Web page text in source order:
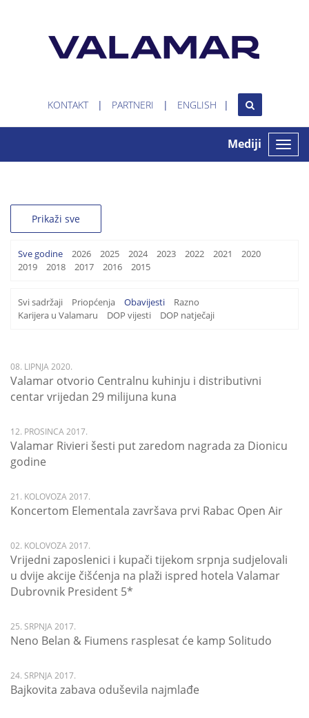
KONTAKT PARTNERI ENGLISH
Toggle
Mediji
Prikaži sve
Sve godine 2026 2025 2024 2023 2022 2021
2020
2019
2018 2017 2016 2015
Svi sadržaji Priopćenja Obavijesti
Razno
Karijera u Valamaru
DOP vijesti DOP natječaji
08. LIPNJA 2020.
Valamar otvorio Centralnu kuhinju i distributivni
centar vrijedan 29 milijuna kuna
12. PROSINCA 2017.
Valamar Rivieri šesti put zaredom nagrada za Dionicu
godine
21. KOLOVOZA 2017.
Koncertom Elementala završava prvi Rabac Open Air
02. KOLOVOZA 2017.
Vrijedni zaposlenici i kupači tijekom srpnja sudjelovali
u dvije akcije čišćenja na plaži ispred hotela Valamar
Dubrovnik President 5*
25. SRPNJA 2017.
Neno Belan & Fiumens rasplesat će kamp Solitudo
24. SRPNJA 2017.
Bajkovita zabava oduševila najmlađe